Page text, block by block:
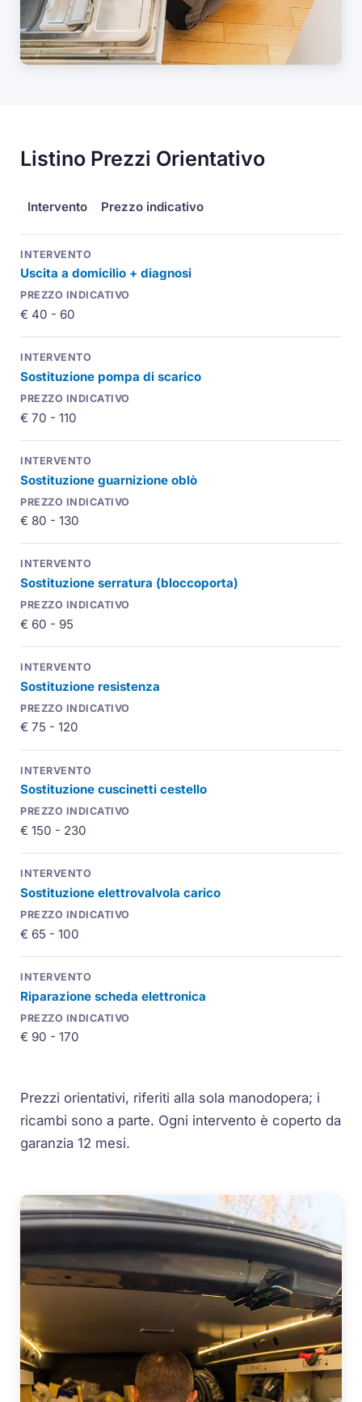
Listino Prezzi Orientativo
Intervento Prezzo indicativo
Uscita a domicilio + diagnosi
€ 40 - 60
Sostituzione pompa di scarico
€ 70 - 110
Sostituzione guarnizione oblò
€ 80 - 130
Sostituzione serratura (bloccoporta)
€ 60 - 95
Sostituzione resistenza
€ 75 - 120
Sostituzione cuscinetti cestello
€ 150 - 230
Sostituzione elettrovalvola carico
€ 65 - 100
Riparazione scheda elettronica
€ 90 - 170
Prezzi orientativi, riferiti alla sola manodopera; i
ricambi sono a parte. Ogni intervento è coperto da
garanzia 12 mesi.